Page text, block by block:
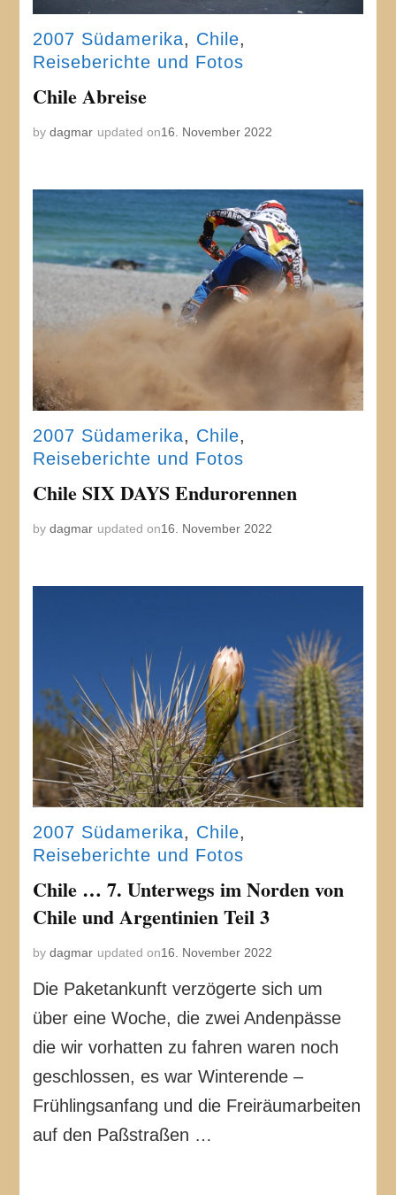
2007 Südamerika, Chile,
Reiseberichte und Fotos
Chile Abreise
bydagmar updated on16. November 2022
2007 Südamerika, Chile,
Reiseberichte und Fotos
Chile SIX DAYS Endurorennen
bydagmar updated on16. November 2022
2007 Südamerika, Chile,
Reiseberichte und Fotos
Chile … 7. Unterwegs im Norden von
Chile und Argentinien Teil 3
bydagmar updated on16. November 2022
Die Paketankunft verzögerte sich um
über eine Woche, die zwei Andenpässe
die wir vorhatten zu fahren waren noch
geschlossen, es war Winterende –
Frühlingsanfang und die Freiräumarbeiten
auf den Paßstraßen …